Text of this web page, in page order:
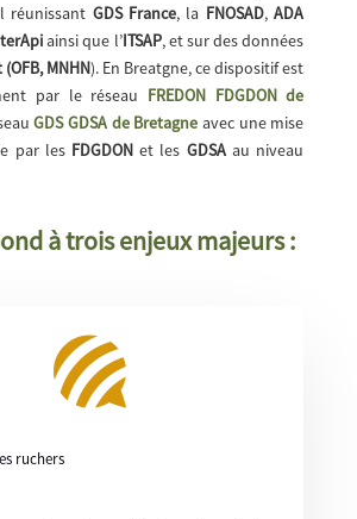
réunissant GDS France, la FNOSAD,ADA
ainsi que l’ITSAP, et sur des données
MNHN). En Breatgne, ce dispositif est
par le réseau FREDON FDGDON de
GDS GDSA de Bretagne avec une mise
par les FDGDON et les GDSAau niveau
à trois enjeux majeurs :

ruchers